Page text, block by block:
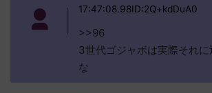
17:47:08.98ID:2Q+kdDuA0
>>96
3世代ゴジャボは実際それに
な